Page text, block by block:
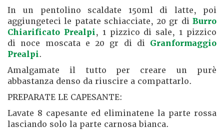
In un pentolino scaldate 150ml di latte, poi
aggiungeteci le patate schiacciate, 20 gr di Burro
Chiarificato Prealpi, 1 pizzico di sale, 1 pizzico
di noce moscata e 20 gr di di Granformaggio
Prealpi.
Amalgamate il tutto per creare un purè
abbastanza denso da riuscire a compattarlo.
PREPARATE LE CAPESANTE:
Lavate 8 capesante ed eliminatene la parte rossa
lasciando solo la parte carnosa bianca.